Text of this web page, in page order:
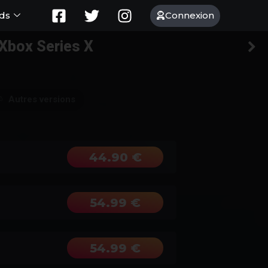
Connexion
Series X
44.90 €
54.99 €
54.99 €